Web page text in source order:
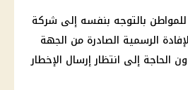
للمواطن بالتوجه بنفسه إلى شركة
الرسمية الصادرة من الجهة
الحاجة إلى انتظار إرسال الإخطار